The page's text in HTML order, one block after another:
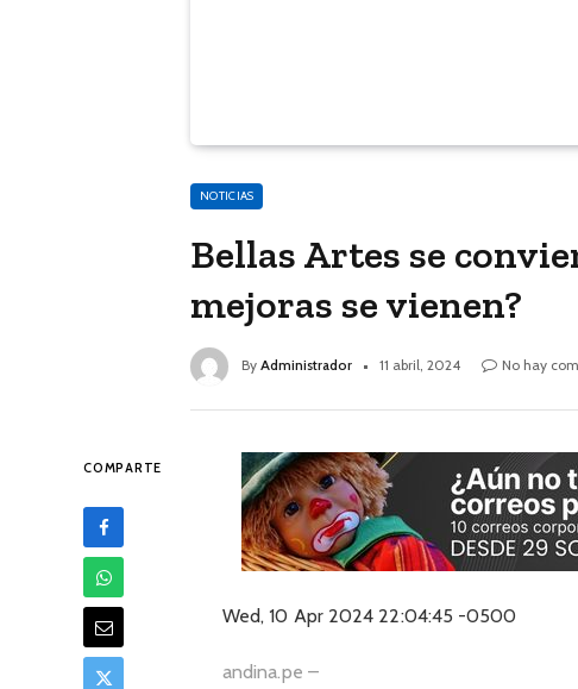
NOTICIAS
Bellas Artes se
mejoras se vienen?
By Administrador 11 abril, 2024 No hay
COMPARTE
Wed, 10 Apr 2024 22:04:45 -0500
andina.pe –